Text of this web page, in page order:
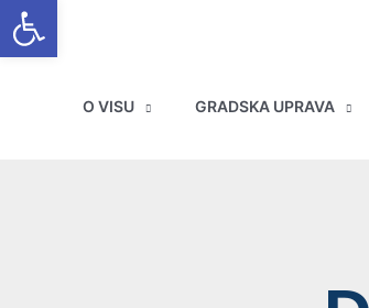
Skip
to
content
O VISU GRADSKA UPRAVA
Open toolbar